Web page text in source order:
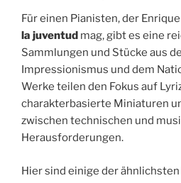
Für einen Pianisten, der Enrique
la juventud mag, gibt es eine
Sammlungen und Stücke aus
Impressionismus und dem
Werke teilen den Fokus auf
charakterbasierte Miniaturen
zwischen technischen und
Herausforderungen.
Hier sind einige der